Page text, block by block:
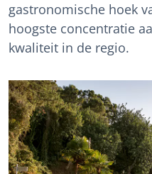
gastronomische hoek
hoogste concentratie
kwaliteit in de regio.